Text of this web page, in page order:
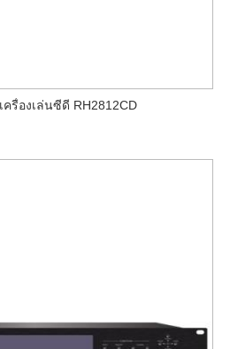
ครื่องเล่นซีดี RH2812CD